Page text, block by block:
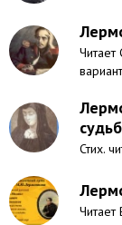
вариант
Стих.
Читает